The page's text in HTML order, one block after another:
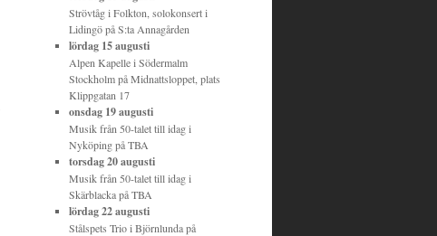
Strövtåg i Folkton, solokonsert i
Lidingö på S:ta Annagården
lördag 15 augusti
Alpen Kapelle i Södermalm
Stockholm på Midnattsloppet, plats
Klippgatan 17
onsdag 19 augusti
Musik från 50-talet till idag i
Nyköping på TBA
torsdag 20 augusti
Musik från 50-talet till idag i
Skärblacka på TBA
lördag 22 augusti
Stålspets Trio i Björnlunda på